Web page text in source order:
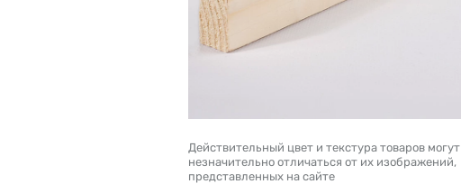
Действительный цвет и текстура товаров могут
незначительно отличаться от их изображений,
представленных на сайте